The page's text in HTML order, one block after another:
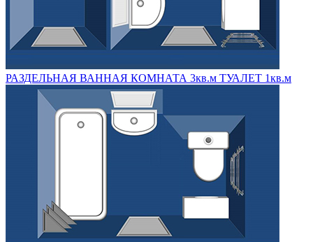
РАЗДЕЛЬНАЯ ВАННАЯ КОМНАТА 3кв.м ТУАЛЕТ 1кв.м